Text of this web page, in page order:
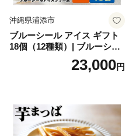
沖縄県浦添市
ブルーシール アイス ギフト
18個（12種類）| ブルーシー
ルアイス ブルーシールアイ
スクリーム 着日指定可能 送
誕生日 カップ 詰め合わせ バ
ラエティ | バニラ チョコレー
ト ストロベリー ピスタチオ
23,000円